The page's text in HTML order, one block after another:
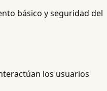
básico y seguridad del
los usuarios